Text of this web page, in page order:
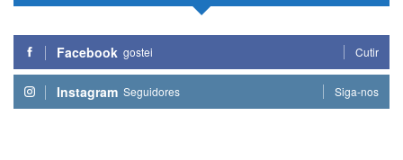
Facebook gostei Cutir
Instagram Seguidores Siga-nos